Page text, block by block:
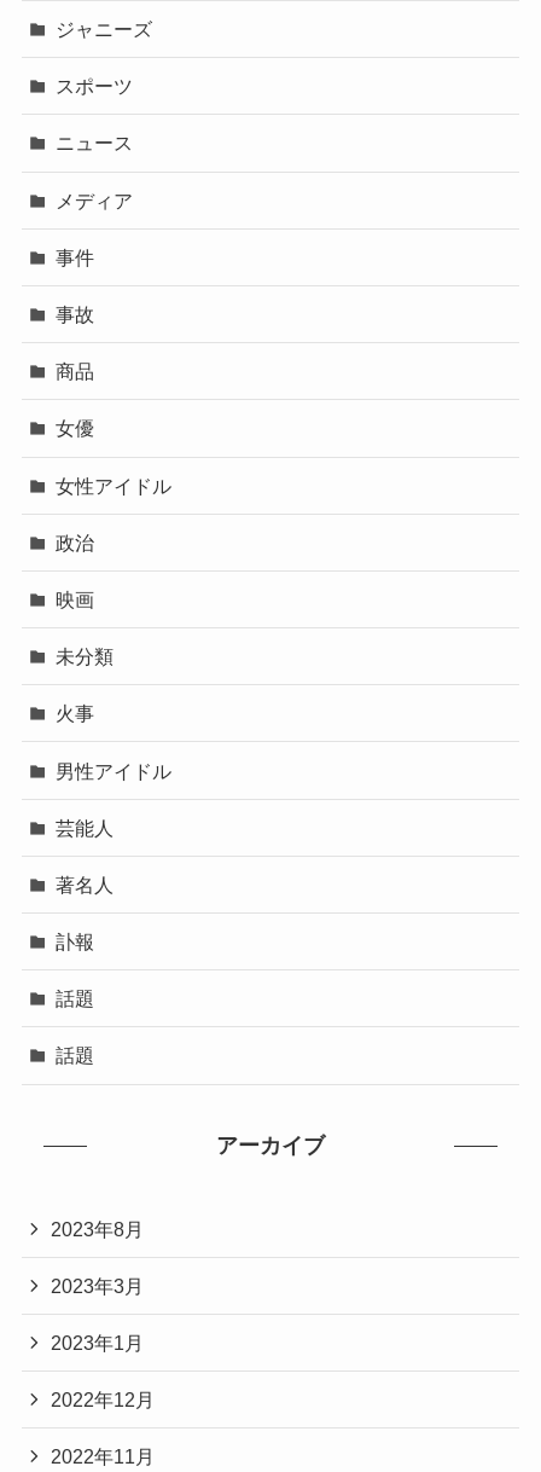
ジャニーズ
スポーツ
ニュース
メディア
事件
事故
商品
女優
女性アイドル
政治
映画
未分類
火事
男性アイドル
芸能人
著名人
訃報
話題
話題
アーカイブ
2023年8月
2023年3月
2023年1月
2022年12月
2022年11月